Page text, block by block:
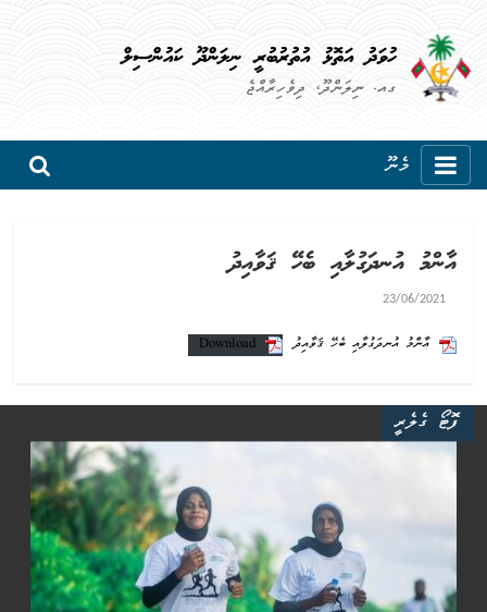
ހުވަދު އަތޮޅު އުތުރުބުރީ ނިލަންދޫ ކައުންސިލް
ގއ. ނިލަންދޫ، ދިވެހިރާއްޖެ
މެނޫ
އާންމު އުނދަގުލާއި ބެހޭ ޤަވާއިދު
23/06/2021
އާންމު އުނދަގުލާއި ބެހޭ ޤަވާއިދު Download
ފޮޓޯ ގެލެރީ